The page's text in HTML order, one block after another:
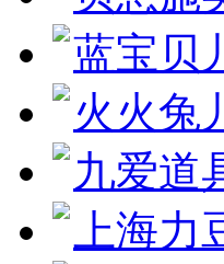
蓝宝贝
火火兔
九爱道
上海